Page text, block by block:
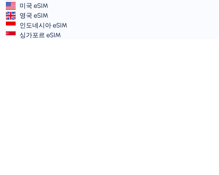
미국 eSIM
영국 eSIM
인도네시아 eSIM
싱가포르 eSIM